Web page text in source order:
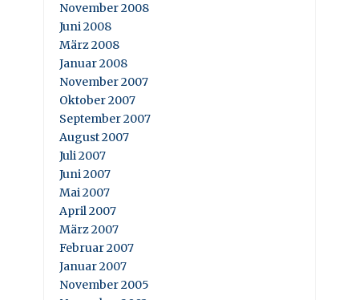
November 2008
Juni 2008
März 2008
Januar 2008
November 2007
Oktober 2007
September 2007
August 2007
Juli 2007
Juni 2007
Mai 2007
April 2007
März 2007
Februar 2007
Januar 2007
November 2005